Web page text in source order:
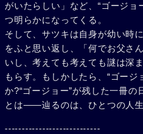
がいたらしい」など、“ゴージョ
つ明らかになってくる。
そして、サツキは自身が幼い時
をふと思い返し、「何でお父さ
いし、考えても考えても謎は深
もらす。もしかしたら、“ゴージ
か?“ゴージョー”が残した一冊の
とは――辿るのは、ひとつの人生
----------------------------